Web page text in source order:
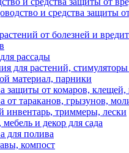
и средства защиты
от болезней и
рассады
для растений,
материал, парники
защиты от комаров,
от тараканов, грызунов,
инвентарь, триммеры, лески
и декор для сада
для полива
компост